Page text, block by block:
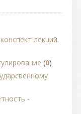
лекций.
(0)
-